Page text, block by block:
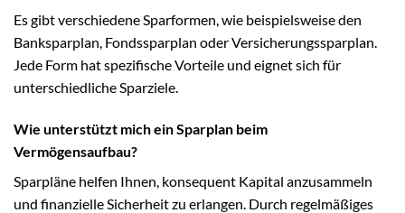
Es gibt verschiedene Sparformen, wie beispielsweise den
Banksparplan, Fondssparplan oder Versicherungssparplan.
Jede Form hat spezifische Vorteile und eignet sich für
unterschiedliche Sparziele.
Wie unterstützt mich ein Sparplan beim
Vermögensaufbau?
Sparpläne helfen Ihnen, konsequent Kapital anzusammeln
und finanzielle Sicherheit zu erlangen. Durch regelmäßiges